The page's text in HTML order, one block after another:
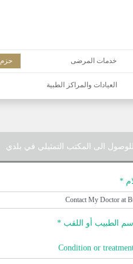
خدمات المرضى حزم
العيادات والمراكز الطبية
للوصول الى المكتب التمثيلي في بلدي
*
الطبيب أو اللقب *
Condition or